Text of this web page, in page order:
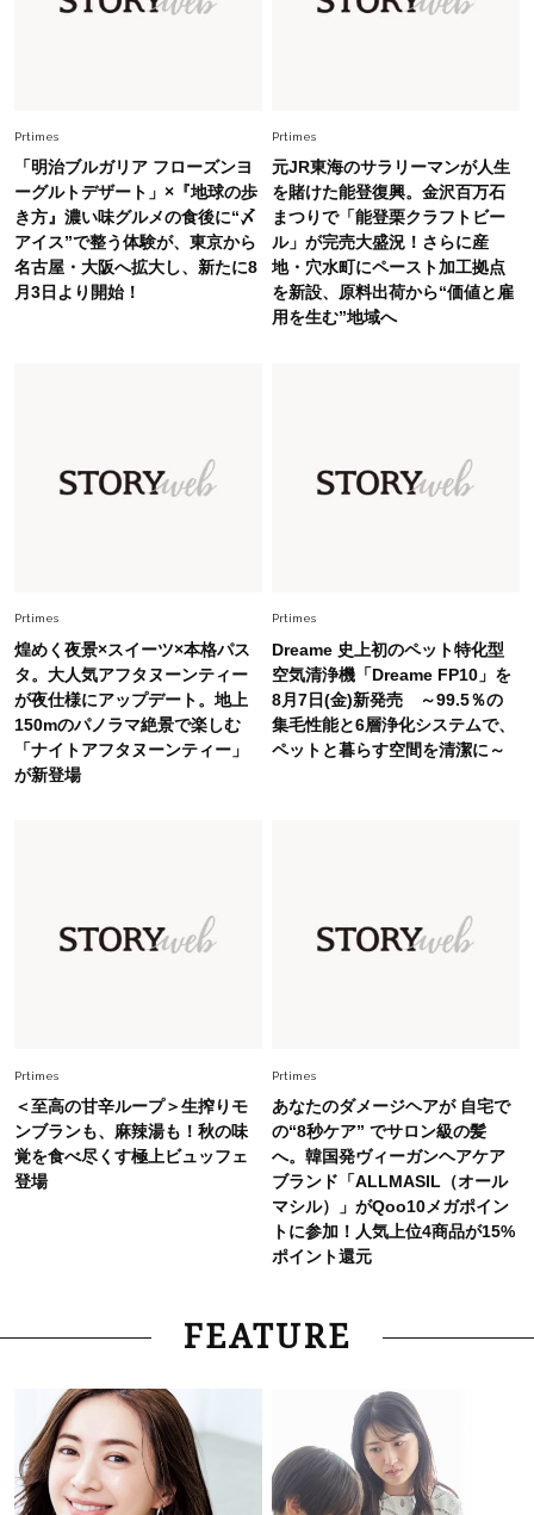
んだ」
Fashion 2026.7.16
白黒でもこんなに華やぐ！40代、夏の「甘めト
ップス×パンツ」コーデ〈3選〉
初夏はこれさえあれば！40代は【淡色ワンピ】
で即涼しげ＆上品見え〈3選〉
に更新あり！“黒ぶち以外”が新定番に
Fashion 2026.8.5
オシャレ40代の【ワンピ＆オールインワン】最
旬着こなし3選。地味見え回避のコツは「バッグ
Fashion 2026.7.25
Prtimes
「明治ブルガリア フローズンヨ
ーグルトデザート」×『地球の歩
き方』濃い味グルメの食後に“〆
アイス”で整う体験が、東京から
名古屋・大阪へ拡大し、新たに8
月3日より開始！
Prtimes
元JR東海のサラリーマンが人生
を賭けた能登復興。金沢百万石
まつりで「能登栗クラフトビー
ル」が完売大盛況！さらに産
地・穴水町にペースト加工拠点
を新設、原料出荷から“価値と雇
用を生む”地域へ
Prtimes
煌めく夜景×スイーツ×本格パス
タ。大人気アフタヌーンティー
が夜仕様にアップデート。地上
150mのパノラマ絶景で楽しむ
「ナイトアフタヌーンティー」
が新登場
Prtimes
Dreame 史上初のペット特化型
空気清浄機「Dreame FP10」を
8月7日(金)新発売 ～99.5％の
集毛性能と6層浄化システムで、
ペットと暮らす空間を清潔に～
Prtimes
＜至高の甘辛ループ＞生搾りモ
ンブランも、麻辣湯も！秋の味
覚を食べ尽くす極上ビュッフェ
登場
Prtimes
あなたのダメージヘアが 自宅で
の“8秒ケア” でサロン級の髪
へ。韓国発ヴィーガンヘアケア
ブランド「ALLMASIL（オール
マシル）」がQoo10メガポイン
トに参加！人気上位4商品が15%
ポイント還元
FEATURE